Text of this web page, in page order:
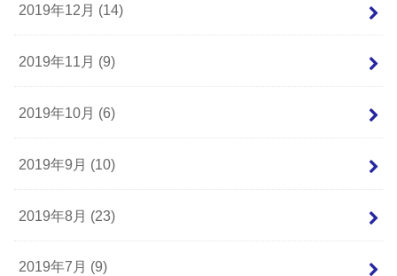
2019年12月 (14)
2019年11月 (9)
2019年10月 (6)
2019年9月 (10)
2019年8月 (23)
2019年7月 (9)